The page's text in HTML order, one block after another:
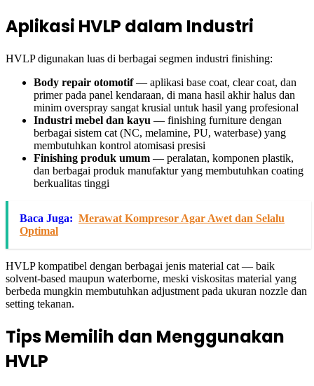
Aplikasi HVLP dalam Industri
HVLP digunakan luas di berbagai segmen industri finishing:
Body repair otomotif— aplikasi base coat, clear coat, dan
primer pada panel kendaraan, di mana hasil akhir halus dan
minim overspray sangat krusial untuk hasil yang profesional
Industri mebel dan kayu — finishing furniture dengan
berbagai sistem cat (NC, melamine, PU, waterbase) yang
membutuhkan kontrol atomisasi presisi
Finishing produk umum — peralatan, komponen plastik,
dan berbagai produk manufaktur yang membutuhkan coating
berkualitas tinggi
Baca Juga: Merawat Kompresor Agar Awet dan Selalu
Optimal
HVLP kompatibel dengan berbagai jenis material cat — baik
solvent-based maupun waterborne, meski viskositas material yang
berbeda mungkin membutuhkan adjustment pada ukuran nozzle dan
setting tekanan.
Tips Memilih dan Menggunakan
HVLP